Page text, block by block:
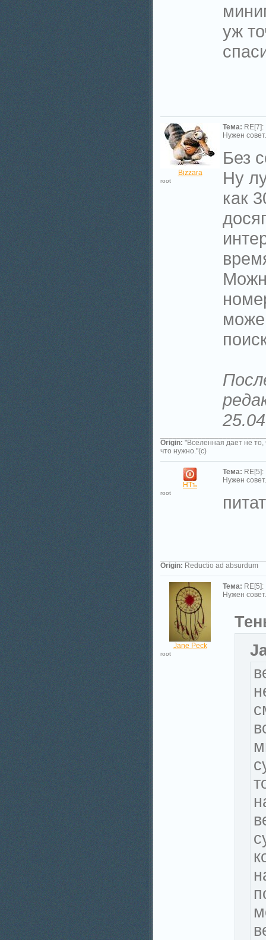
уж
Bizzara
root
Тема: RE[7]:
Нужен
Без
Ну
как
Origin: "Вселенная дает не
что нужно."(с)
НТъ
root
Тема: RE[5]:
Нужен
Origin: Reductio ad absurdum
Jane Peck
root
Тема: RE[5]:
Нужен